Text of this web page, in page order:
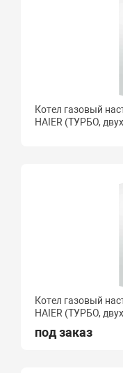
Котел газовый
HAIER (ТУРБО,
Котел газовый
HAIER (ТУРБО,
под заказ